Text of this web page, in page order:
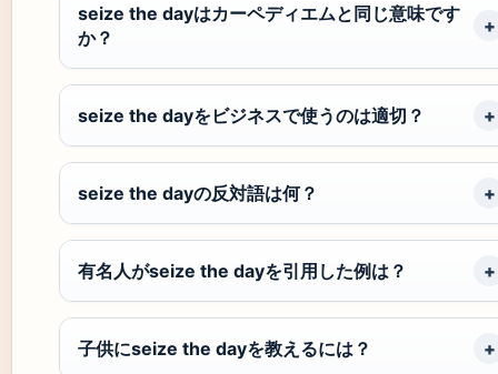
seize the dayはカーペディエムと同じ意味です
か？
seize the dayをビジネスで使うのは適切？
seize the dayの反対語は何？
有名人がseize the dayを引用した例は？
子供にseize the dayを教えるには？